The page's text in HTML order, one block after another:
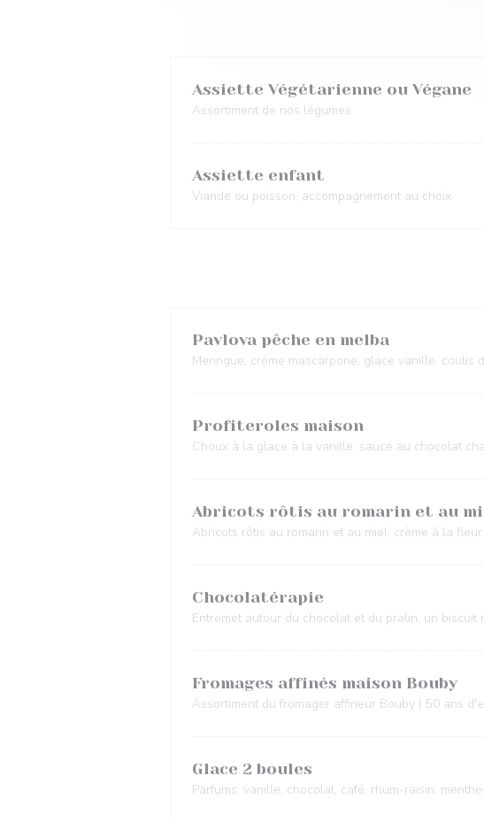
Assiette Végétarienne ou Végane
Assortiment de nos légumes
Assiette enfant
Viande ou poisson, accompagnement au choix
Pavlova pêche en melba
Meringue, crème mascarpone, glace vanille, coulis
Profiteroles maison
Choux à la glace à la vanille, sauce au chocolat
Abricots rôtis au romarin et au
Abricots rôtis au romarin et au miel, crème à la
Chocolatérapie
Entremet autour du chocolat et du pralin, un
Fromages affinés maison Bouby
Assortiment du fromager affineur Bouby ( 50 ans
Glace 2 boules
Parfums: vanille, chocolat, café, rhum-raisin,